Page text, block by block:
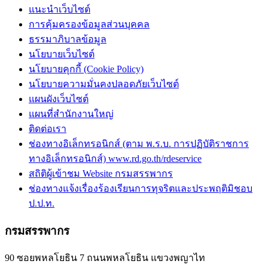
แนะนำเว็บไซต์
การคุ้มครองข้อมูลส่วนบุคคล
ธรรมาภิบาลข้อมูล
นโยบายเว็บไซต์
นโยบายคุกกี้ (Cookie Policy)
นโยบายความมั่นคงปลอดภัยเว็บไซต์
แผนผังเว็บไซต์
แผนที่สำนักงานใหญ่
ติดต่อเรา
ช่องทางอิเล็กทรอนิกส์ (ตาม พ.ร.บ. การปฏิบัติราชการ
ทางอิเล็กทรอนิกส์) www.rd.go.th/rdeservice
สถิติผู้เข้าชม Website กรมสรรพากร
ช่องทางแจ้งเรื่องร้องเรียนการทุจริตและประพฤติมิชอบ
ป.ป.ท.
กรมสรรพากร
90 ซอยพหลโยธิน 7 ถนนพหลโยธิน แขวงพญาไท